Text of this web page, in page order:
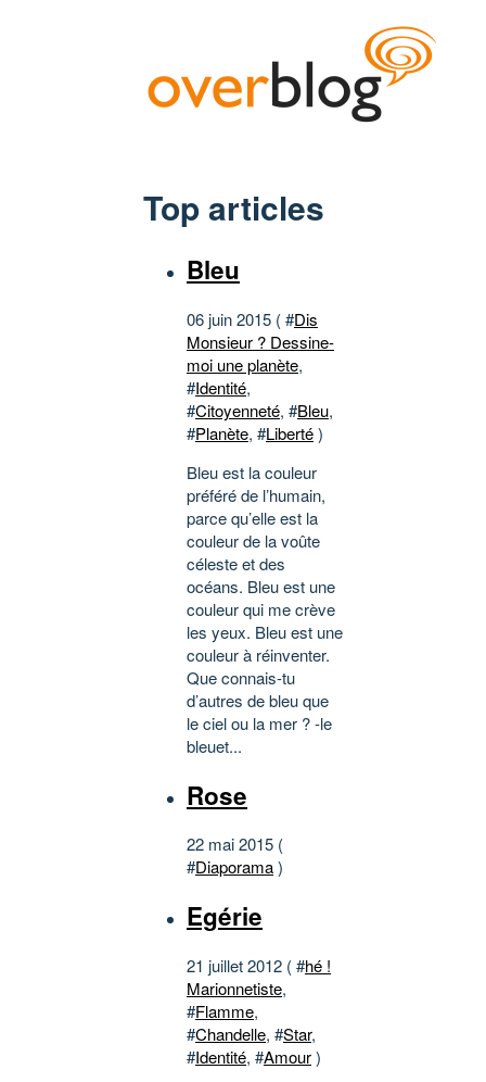
Top articles
Bleu
06 juin 2015 ( #Dis
Monsieur ? Dessine-
moi une planète,
#Identité,
#Citoyenneté, #Bleu,
#Planète, #Liberté)
Bleu est la couleur
préféré de l’humain,
parce qu’elle est la
couleur de la voûte
céleste et des
océans. Bleu est une
couleur qui me crève
les yeux. Bleu est une
couleur à réinventer.
Que connais-tu
d’autres de bleu que
le ciel ou la mer ? -le
bleuet...
Rose
22 mai 2015 (
#Diaporama)
Egérie
21 juillet 2012 ( #hé !
Marionnetiste,
#Flamme,
#Chandelle, #Star,
#Identité, #Amour)